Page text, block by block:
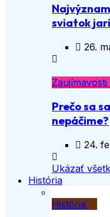
sviatok jari
26.
Zaujímavosti
Prečo sa
nepáčime?
24.
Ukázať
História
História